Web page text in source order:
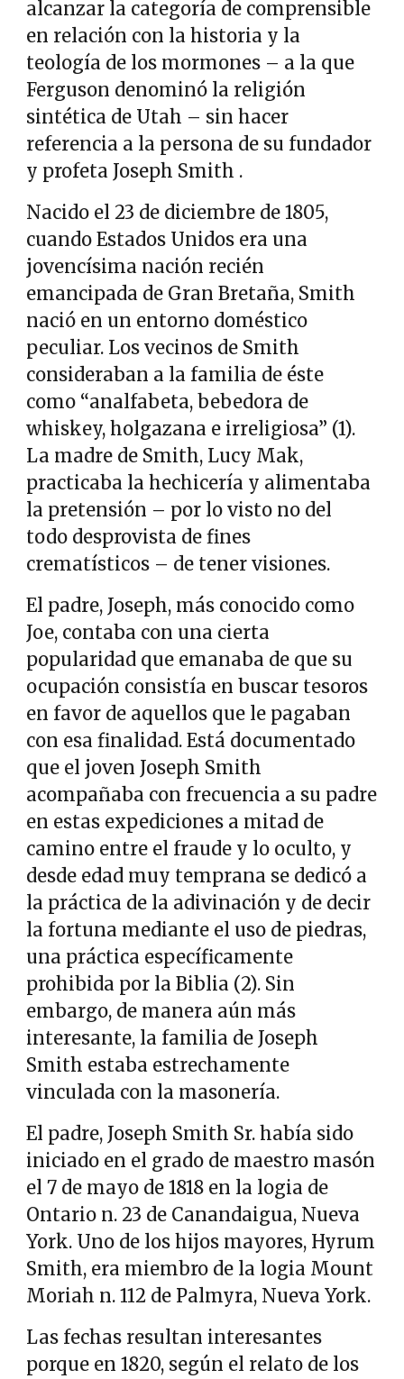
alcanzar la categoría de comprensible
en relación con la historia y la
teología de los mormones – a la que
Ferguson denominó la religión
sintética de Utah – sin hacer
referencia a la persona de su fundador
y profeta Joseph Smith .
Nacido el 23 de diciembre de 1805,
cuando Estados Unidos era una
jovencísima nación recién
emancipada de Gran Bretaña, Smith
nació en un entorno doméstico
peculiar. Los vecinos de Smith
consideraban a la familia de éste
como “analfabeta, bebedora de
whiskey, holgazana e irreligiosa” (1).
La madre de Smith, Lucy Mak,
practicaba la hechicería y alimentaba
la pretensión – por lo visto no del
todo desprovista de fines
crematísticos – de tener visiones.
El padre, Joseph, más conocido como
Joe, contaba con una cierta
popularidad que emanaba de que su
ocupación consistía en buscar tesoros
en favor de aquellos que le pagaban
con esa finalidad. Está documentado
que el joven Joseph Smith
acompañaba con frecuencia a su padre
en estas expediciones a mitad de
camino entre el fraude y lo oculto, y
desde edad muy temprana se dedicó a
la práctica de la adivinación y de decir
la fortuna mediante el uso de piedras,
una práctica específicamente
prohibida por la Biblia (2). Sin
embargo, de manera aún más
interesante, la familia de Joseph
Smith estaba estrechamente
vinculada con la masonería.
El padre, Joseph Smith Sr. había sido
iniciado en el grado de maestro masón
el 7 de mayo de 1818 en la logia de
Ontario n. 23 de Canandaigua, Nueva
York. Uno de los hijos mayores, Hyrum
Smith, era miembro de la logia Mount
Moriah n. 112 de Palmyra, Nueva York.
Las fechas resultan interesantes
porque en 1820, según el relato de los